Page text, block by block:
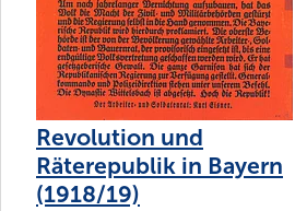
Revolution und
Räterepublik in Bayern
(1918/19)